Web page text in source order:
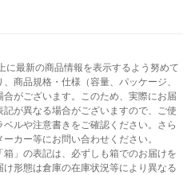
に最新の商品情報を表示するよう努めて
商品規格・仕様（容量、パッケージ、
がございます。このため、実際にお届
が異なる場合がございますので、ご使
ルや注意書きをご確認ください。さら
カー等にお問い合わせください。
」の表記は、必ずしも箱でのお届けを
形態は倉庫の在庫状況等により異なる